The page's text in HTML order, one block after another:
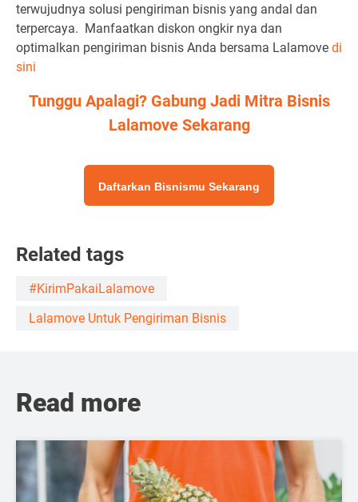
terwujudnya solusi pengiriman bisnis yang andal dan
terpercaya. Manfaatkan diskon ongkir nya dan
optimalkan pengiriman bisnis Anda bersama Lalamove di
sini
Tunggu Apalagi? Gabung Jadi Mitra Bisnis
Lalamove Sekarang
Daftarkan Bisnismu Sekarang
Related tags
#KirimPakaiLalamove
Lalamove Untuk Pengiriman Bisnis
Read more